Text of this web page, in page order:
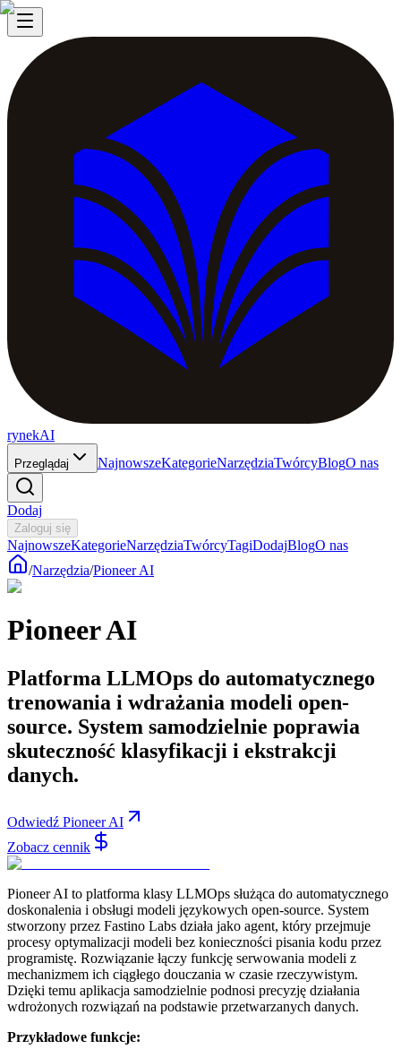
rynekAI
Przeglądaj NajnowszeKategorieNarzędziaTwórcyBlogO nas
Dodaj
Zaloguj się
NajnowszeKategorieNarzędziaTwórcyTagiDodajBlogO nas
/Narzędzia/Pioneer AI
Pioneer AI
Platforma LLMOps do automatycznego
trenowania i wdrażania modeli open-
source. System samodzielnie poprawia
skuteczność klasyfikacji i ekstrakcji
danych.
Odwiedź Pioneer AI
Zobacz cennik
Pioneer AI to platforma klasy LLMOps służąca do automatycznego
doskonalenia i obsługi modeli językowych open-source. System
stworzony przez Fastino Labs działa jako agent, który przejmuje
procesy optymalizacji modeli bez konieczności pisania kodu przez
programistę. Rozwiązanie łączy funkcję serwowania modeli z
mechanizmem ich ciągłego douczania w czasie rzeczywistym.
Dzięki temu aplikacja samodzielnie podnosi precyzję działania
wdrożonych rozwiązań na podstawie przetwarzanych danych.
Przykładowe funkcje: